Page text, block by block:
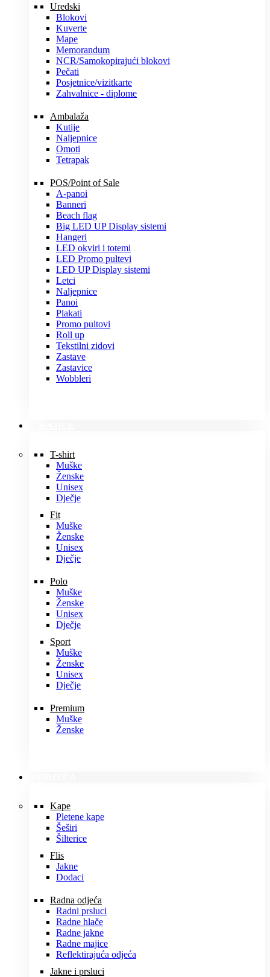
Uredski
Blokovi
Kuverte
Mape
Memorandum
NCR/Samokopirajući blokovi
Pečati
Posjetnice/vizitkarte
Zahvalnice - diplome
Ambalaža
Kutije
Naljepnice
Omoti
Tetrapak
POS/Point of Sale
A-panoi
Banneri
Beach flag
Big LED UP Display sistemi
Hangeri
LED okviri i totemi
LED Promo pultevi
LED UP Display sistemi
Letci
Naljepnice
Panoi
Plakati
Promo pultovi
Roll up
Tekstilni zidovi
Zastave
Zastavice
Wobbleri
T-shirt
Muške
Ženske
Unisex
Dječje
Fit
Muške
Ženske
Unisex
Dječje
Polo
Muške
Ženske
Unisex
Dječje
Sport
Muške
Ženske
Unisex
Dječje
Premium
Muške
Ženske
Kape
Pletene kape
Šeširi
Šilterice
Flis
Jakne
Dodaci
Radna odjeća
Radni prsluci
Radne hlače
Radne jakne
Radne majice
Reflektirajuća odjeća
Jakne i prsluci